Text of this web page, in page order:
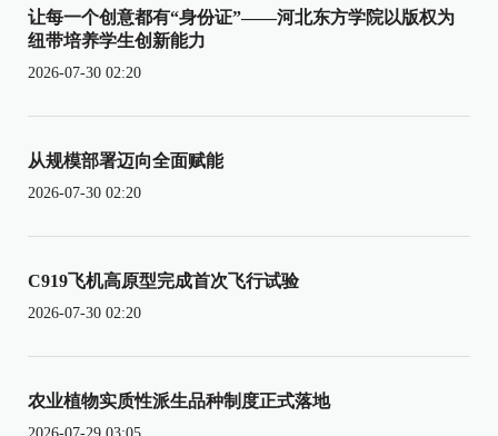
让每一个创意都有“身份证”——河北东方学院以版权为
纽带培养学生创新能力
2026-07-30 02:20
从规模部署迈向全面赋能
2026-07-30 02:20
C919飞机高原型完成首次飞行试验
2026-07-30 02:20
农业植物实质性派生品种制度正式落地